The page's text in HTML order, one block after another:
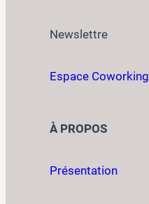
Newslettre
Espace Coworking
À PROPOS
Présentation